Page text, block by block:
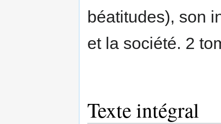
béatitudes), son
et la société. 2
Texte intégral